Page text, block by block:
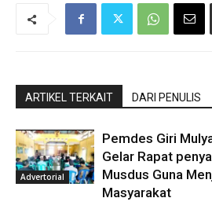
ARTIKEL TERKAIT DARI PENULIS
Advertorial
Pemdes Giri
Gelar Rapat
Musdus Guna
Masyarakat